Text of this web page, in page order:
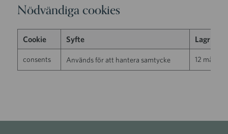
Nödvändiga cookies
Cookie Syfte
consents Används för att hantera samtycke 12